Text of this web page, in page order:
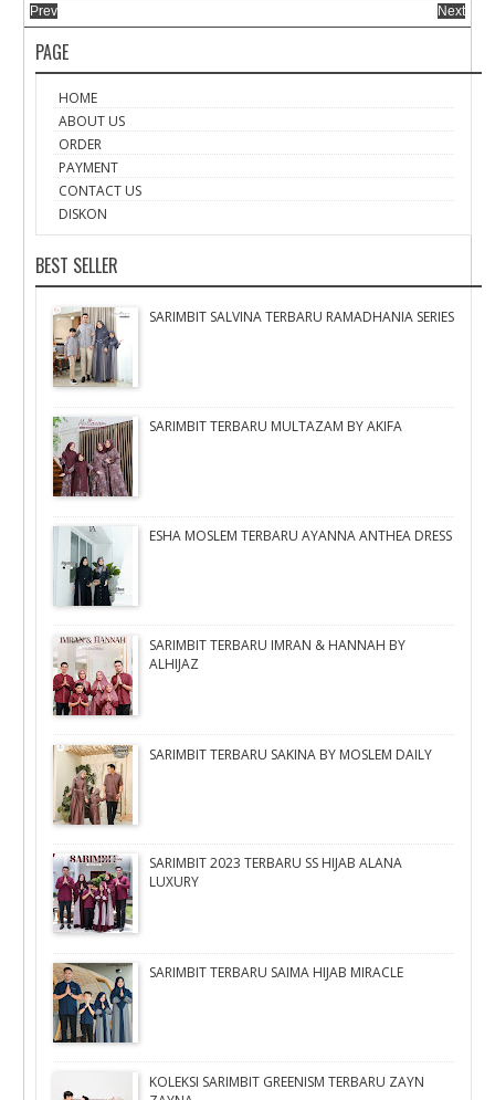
Prev Next
PAGE
HOME
ABOUT US
ORDER
PAYMENT
CONTACT US
DISKON
BEST SELLER
SARIMBIT SALVINA TERBARU RAMADHANIA SERIES
SARIMBIT TERBARU MULTAZAM BY AKIFA
ESHA MOSLEM TERBARU AYANNA ANTHEA DRESS
SARIMBIT TERBARU IMRAN & HANNAH BY
ALHIJAZ
SARIMBIT TERBARU SAKINA BY MOSLEM DAILY
SARIMBIT 2023 TERBARU SS HIJAB ALANA
LUXURY
SARIMBIT TERBARU SAIMA HIJAB MIRACLE
KOLEKSI SARIMBIT GREENISM TERBARU ZAYN